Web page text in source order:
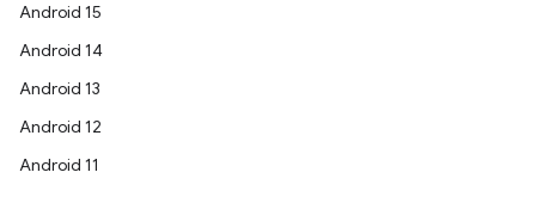
Android 15
Android 14
Android 13
Android 12
Android 11